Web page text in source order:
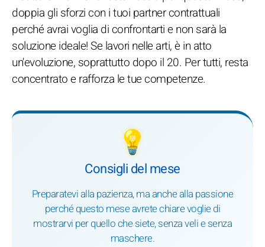
doppia gli sforzi con i tuoi partner contrattuali
perché avrai voglia di confrontarti e non sarà la
soluzione ideale! Se lavori nelle arti, è in atto
un'evoluzione, soprattutto dopo il 20. Per tutti, resta
concentrato e rafforza le tue competenze.
💡
Consigli del mese
Preparatevi alla pazienza, ma anche alla passione
perché questo mese avrete chiare voglie di
mostrarvi per quello che siete, senza veli e senza
maschere.